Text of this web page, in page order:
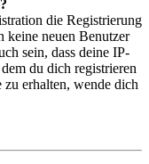
die Registrierung
keine neuen Benutzer
sein, dass deine IP-
du dich registrieren
erhalten, wende dich